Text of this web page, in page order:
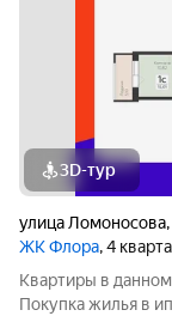
3D-тур
улица Ломоносова,
ЖК Флора, 4
Квартиры в
Покупка жилья в